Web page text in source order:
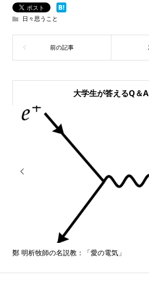
日々思うこと
大学生が答えるQ＆A

鄭 明析牧師の名説教：「愛の電気」